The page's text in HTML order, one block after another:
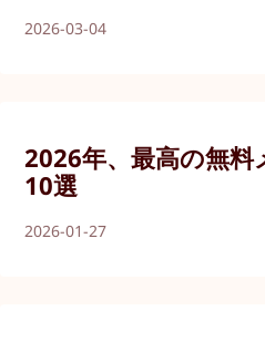
2026-03-04
2026年、最高の無料
10選
2026-01-27